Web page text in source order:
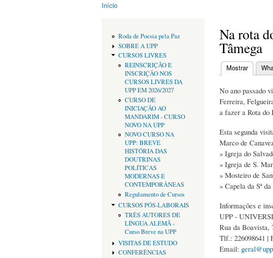
Início
Roda de Poesia pela Paz
SOBRE A UPP
CURSOS LIVRES
REINSCRIÇÃO E
INSCRIÇÃO NOS
CURSOS LIVRES DA
UPP EM 2026/2027
CURSO DE
INICIAÇÃO AO
MANDARIM - CURSO
NOVO NA UPP
NOVO CURSO NA
UPP: BREVE
HISTÓRIA DAS
DOUTRINAS
POLÍTICAS
MODERNAS E
CONTEMPORÂNEAS
Regulamento de Cursos
CURSOS PÓS-LABORAIS
TRÊS AUTORES DE
LÍNGUA ALEMÃ -
Curso Breve na UPP
VISITAS DE ESTUDO
CONFERÊNCIAS
Na rota
Tâmega
Mostrar
No ano passado
Ferreira,
a fazer a Rota do
Esta segunda
Marco de
» Igreja do
» Igreja de S.
» Mosteiro de
» Capela da Sª
Informações e
UPP -
Rua da Boavista,
Tlf.: 226098641 |
Email: